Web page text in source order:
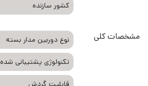
کشور سازنده
مشخصات کلی نوع دوربین مدار بسته
تکنولوژی پشتیبانی شده
قابلیت گردش